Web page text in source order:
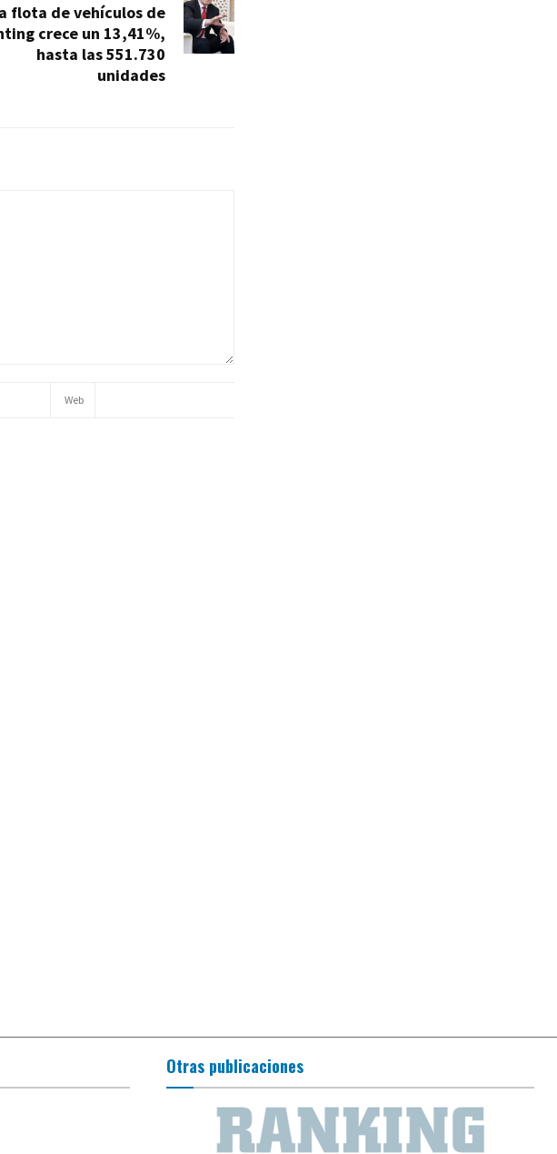
flota de vehículos de
crece un 13,41%,
hasta las 551.730
unidades
Otras publicaciones